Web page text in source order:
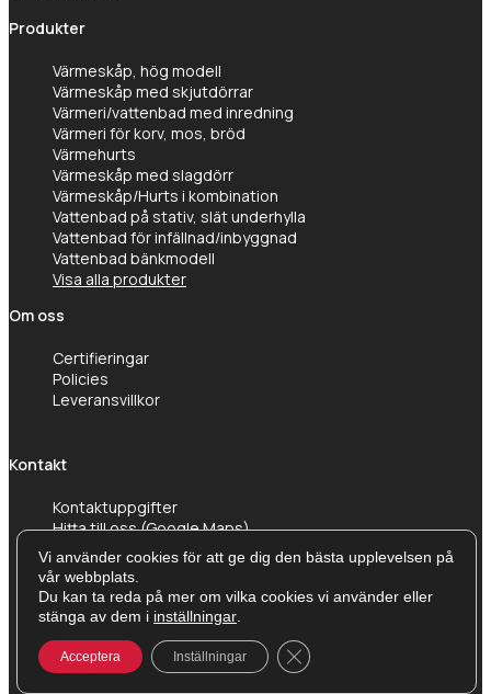
Produkter
Värmeskåp, hög modell
Värmeskåp med skjutdörrar
Värmeri/vattenbad med inredning
Värmeri för korv, mos, bröd
Värmehurts
Värmeskåp med slagdörr
Värmeskåp/Hurts i kombination
Vattenbad på stativ, slät underhylla
Vattenbad för infällnad/inbyggnad
Vattenbad bänkmodell
Visa alla produkter
Om oss
Certifieringar
Policies
Leveransvillkor
Kontakt
Kontaktuppgifter
Hitta till oss (Google Maps)
Vi använder cookies för att ge dig den bästa upplevelsen på
vår webbplats.
Du kan ta reda på mer om vilka cookies vi använder eller
stänga av dem i inställningar
Acceptera Inställningar Close GDPR Cookie Banner